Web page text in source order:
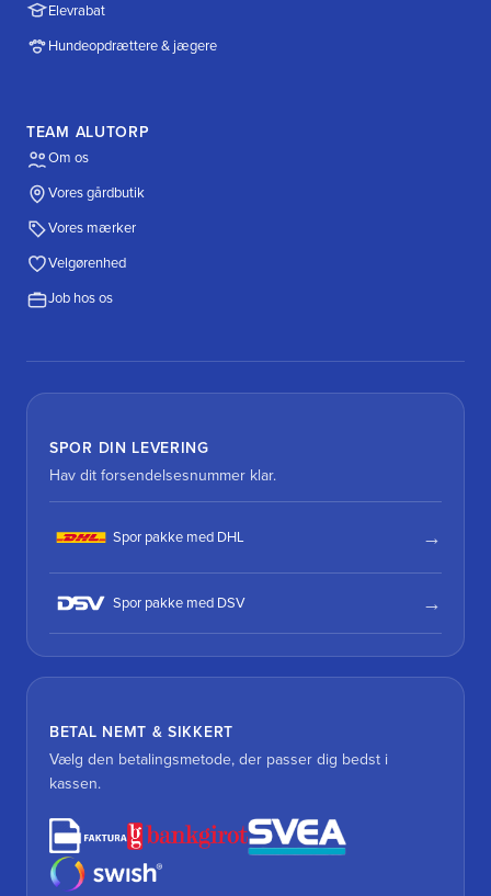
Elevrabat
Hundeopdrættere & jægere
TEAM ALUTORP
Om os
Vores gårdbutik
Vores mærker
Velgørenhed
Job hos os
SPOR DIN LEVERING
Hav dit forsendelsesnummer klar.
Spor pakke med DHL
Spor pakke med DSV
BETAL NEMT & SIKKERT
Vælg den betalingsmetode, der passer dig bedst i
kassen.